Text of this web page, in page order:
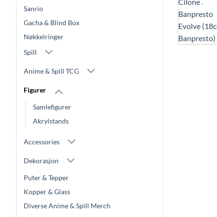
Sanrio
Gacha & Blind Box
Nøkkelringer
Spill
Anime & Spill TCG
Figurer
Samlefigurer
Akrylstands
Accessories
Dekorasjon
Puter & Tepper
Kopper & Glass
Diverse Anime & Spill Merch